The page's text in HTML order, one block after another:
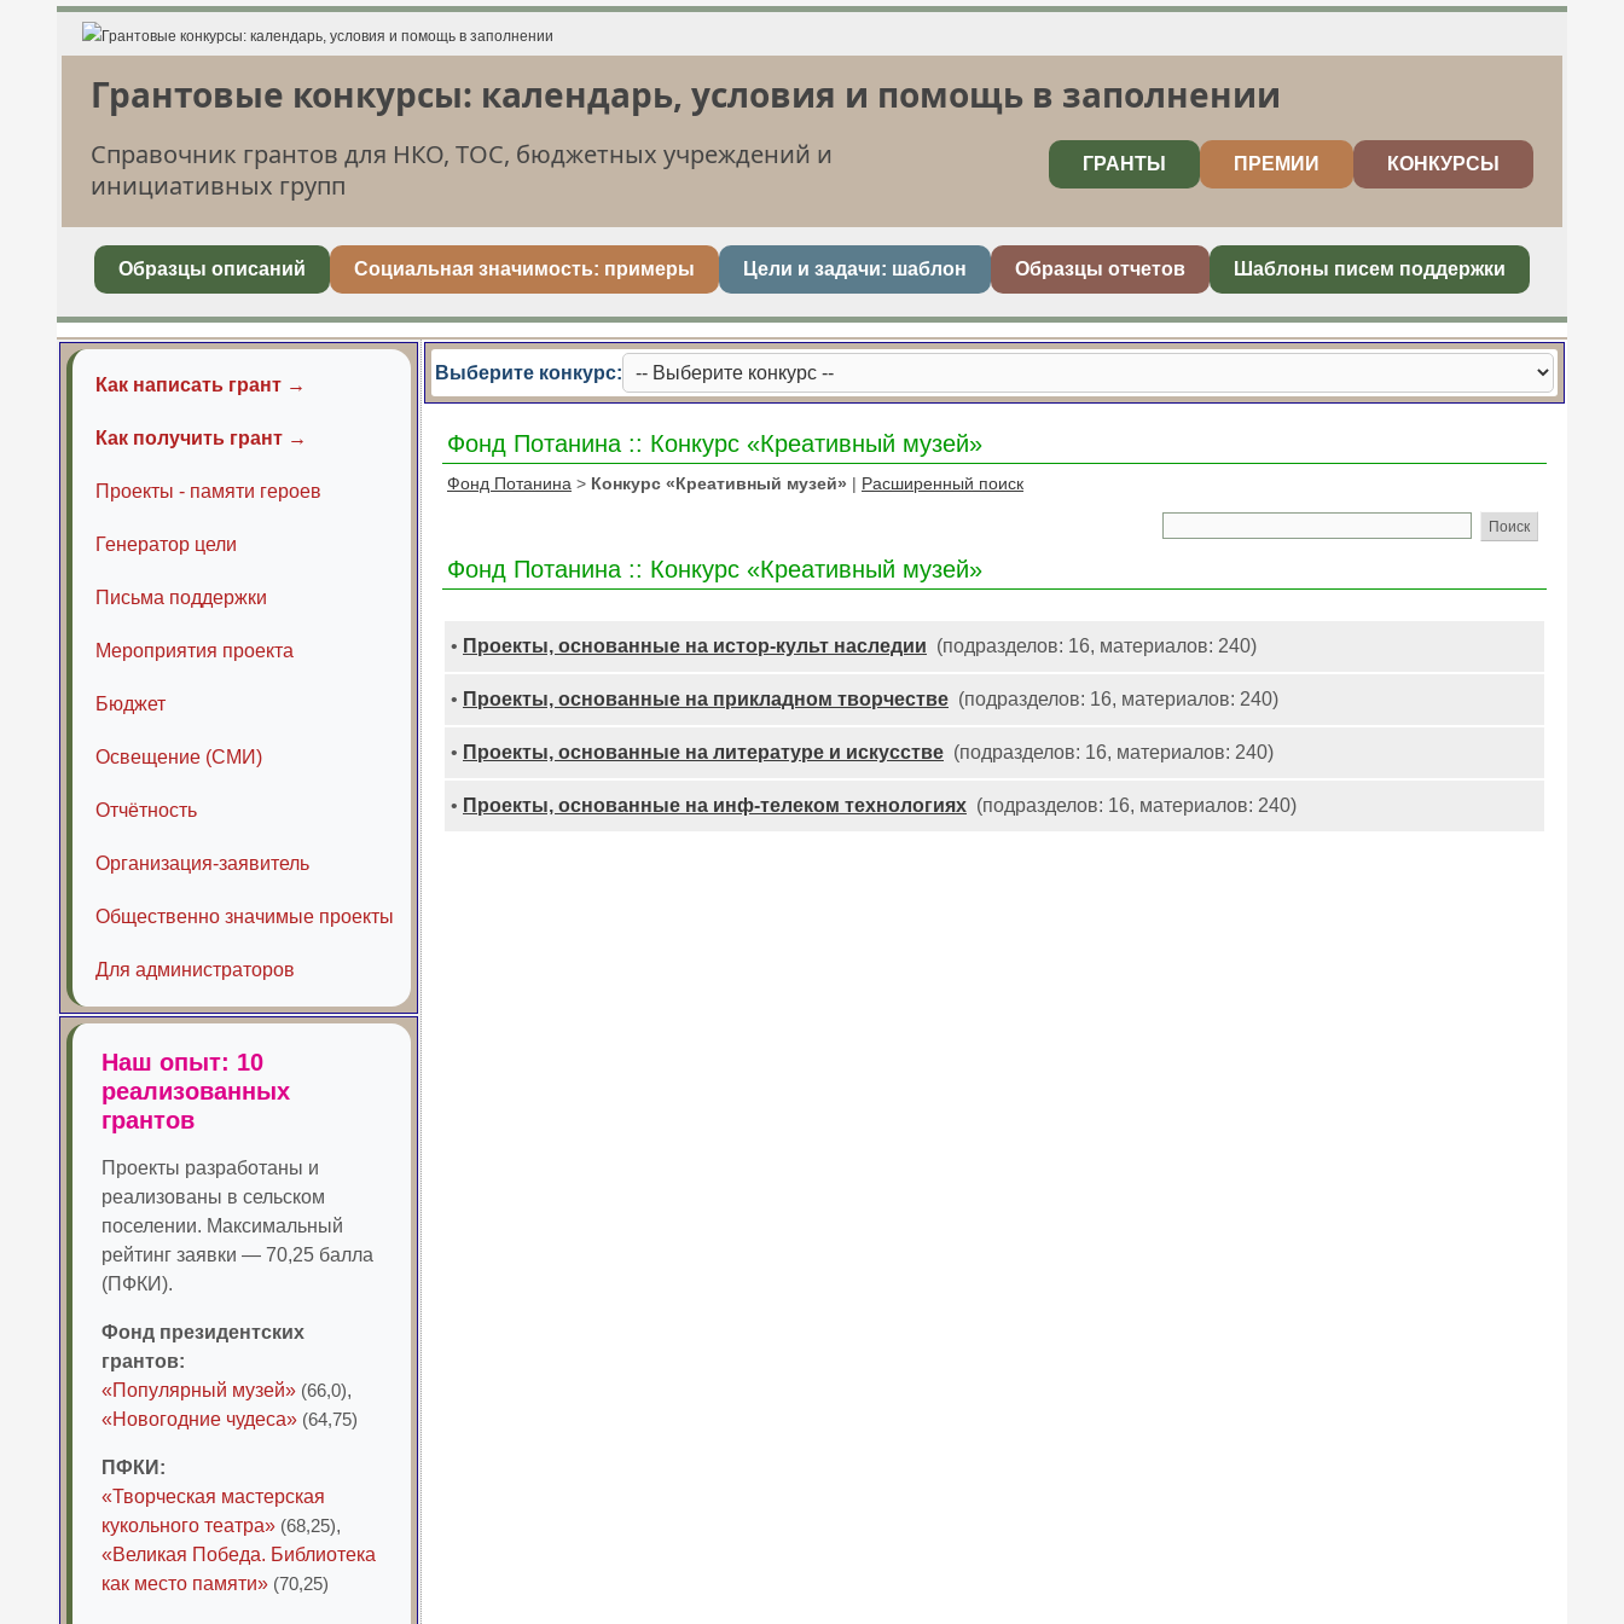
Грантовые конкурсы: календарь, условия и помощь в заполнении
Справочник грантов для НКО, ТОС, бюджетных учреждений и
инициативных групп
ГРАНТЫ ПРЕМИИ КОНКУРСЫ
Образцы описаний Социальная значимость: примеры Цели и задачи: шаблон Образцы отчетов Шаблоны писем поддержки
Как написать грант →
Как получить грант →
Проекты - памяти героев
Генератор цели
Письма поддержки
Мероприятия проекта
Бюджет
Освещение (СМИ)
Отчётность
Организация-заявитель
Общественно значимые проекты
Для администраторов
Наш опыт: 10
реализованных
грантов
Проекты разработаны и
реализованы в сельском
поселении. Максимальный
рейтинг заявки — 70,25 балла
(ПФКИ).
Фонд президентских
грантов:
«Популярный музей» (66,0),
«Новогодние чудеса» (64,75)
ПФКИ:
«Творческая мастерская
кукольного театра» (68,25),
«Великая Победа. Библиотека
как место памяти» (70,25)
Выберите конкурс:
Фонд Потанина :: Конкурс «Креативный музей»
Фонд Потанина > Конкурс «Креативный музей» | Расширенный поиск
Фонд Потанина :: Конкурс «Креативный музей»
• Проекты, основанные на истор-культ наследии (подразделов: 16, материалов: 240)
• Проекты, основанные на прикладном творчестве (подразделов: 16, материалов: 240)
• Проекты, основанные на литературе и искусстве (подразделов: 16, материалов: 240)
• Проекты, основанные на инф-телеком технологиях (подразделов: 16, материалов: 240)